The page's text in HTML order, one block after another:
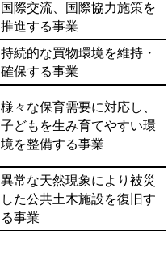
国際交流、国際協力施策を
推進する事業
持続的な買物環境を維持・
確保する事業
様々な保育需要に対応し、
子どもを生み育てやすい環
境を整備する事業
異常な天然現象により被災
した公共土木施設を復旧す
る事業